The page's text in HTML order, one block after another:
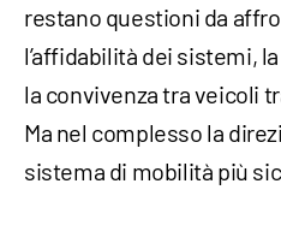
restano questioni da
l’affidabilità dei sistemi,
la convivenza tra veicoli
Ma nel complesso la
sistema di mobilità più